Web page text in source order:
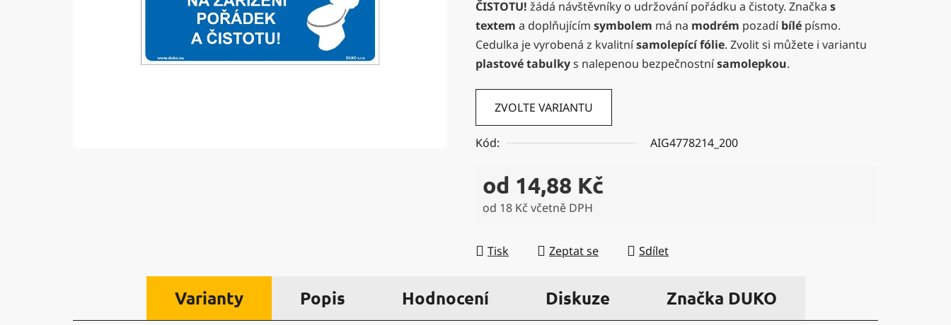
0,0
z
5
hvězdiček.
ČISTOTU! žádá návštěvníky o udržování pořádku a čistoty. Značka s
textem a doplňujícím symbolem má na modrém pozadí bílé písmo.
Cedulka je vyrobená z kvalitnísamolepící fólie. Zvolit si můžete i variantu
plastové tabulkys nalepenou bezpečnostnísamolepkou.
ZVOLTE VARIANTU
Kód: AIG4778214_200
od 14,88 Kč
od 18 Kč včetně DPH
Tisk
Zeptat se Sdílet
Varianty Popis Hodnocení Diskuze Značka DUKO